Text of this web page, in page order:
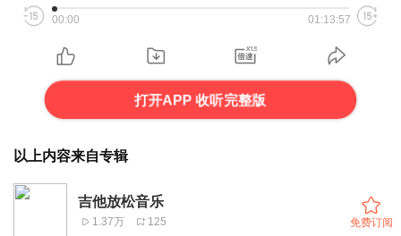
00:00 01:13:57
打开APP 收听完整版
以上内容来自专辑
吉他放松音乐
1.37万 125 免费订阅